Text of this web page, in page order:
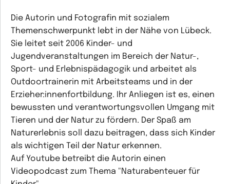
Die Autorin und Fotografin mit sozialem
Themenschwerpunkt lebt in der Nähe von Lübeck.
Sie leitet seit 2006 Kinder- und
Jugendveranstaltungen im Bereich der Natur-,
Sport- und Erlebnispädagogik und arbeitet als
Outdoortrainerin mit Arbeitsteams und in der
Erzieher:innenfortbildung. Ihr Anliegen ist es, einen
bewussten und verantwortungsvollen Umgang mit
Tieren und der Natur zu fördern. Der Spaß am
Naturerlebnis soll dazu beitragen, dass sich Kinder
als wichtigen Teil der Natur erkennen.
Auf Youtube betreibt die Autorin einen
Videopodcast zum Thema "Naturabenteuer für